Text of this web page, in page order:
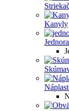
Kanyly